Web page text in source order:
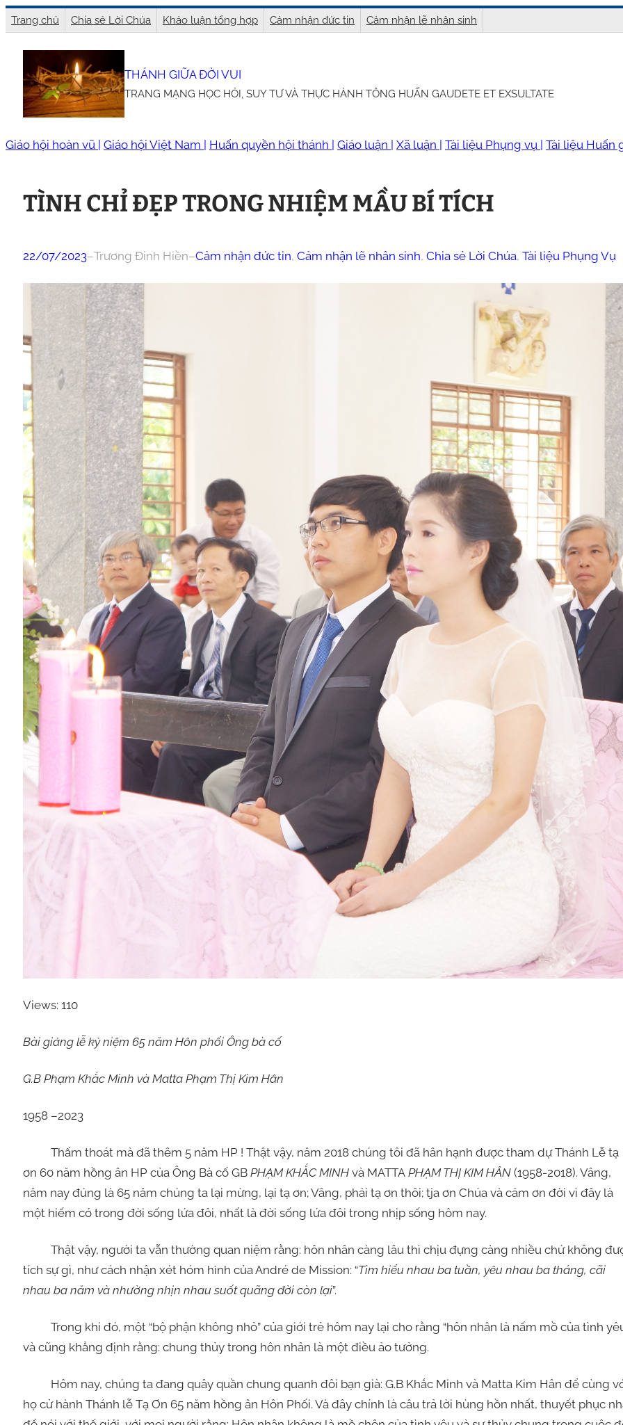
Chuyển
đến
dung
Trang chủ Chia sẻ Lời Chúa Khảo luận tổng hợp Cảm nhận đức tin Cảm nhận lẽ nhân sinh
THÁNH GIỮA ĐỜI VUI
TRANG MẠNG HỌC HỎI, SUY TƯ VÀ THỰC HÀNH TÔNG HUẤN GAUDETE ET EXSULTATE
Giáo hội hoàn vũ | Giáo hội Việt Nam | Huấn quyền hội thánh | Giáo luận | Xã luận | Tài liệu Phụng vụ | Tài liệu Huấn
TÌNH CHỈ ĐẸP TRONG NHIỆM MẦU BÍ TÍCH
22/07/2023–Trương Đình Hiền–Cảm nhận đức tin, Cảm nhận lẽ nhân sinh, Chia sẻ Lời Chúa, Tài liệu Phụng Vụ
Views: 110
Bài giảng lễ kỷ niệm 65 năm Hôn phối Ông bà cố
G.B Phạm Khắc Minh và Matta Phạm Thị Kim Hân
1958 –2023
Thấm thoát mà đã thêm 5 năm HP ! Thật vậy, năm 2018 chúng tôi đã hân hạnh được tham dự Thánh Lễ tạ
ơn 60 năm hồng ân HP của Ông Bà cố GB PHẠM KHẮC MINHvà MATTAPHẠM THỊ KIM HÂN(1958-2018). Vâng,
năm nay đúng là 65 năm chúng ta lại mừng, lại tạ ơn; Vâng, phải tạ ơn thôi; tja ơn Chúa và cảm ơn đời vì đây là
một hiếm có trong đời sống lứa đôi, nhất là đời sống lứa đôi trong nhịp sống hôm nay.
Thật vậy, người ta vẫn thường quan niệm rằng: hôn nhân càng lâu thì chịu đựng càng nhiều chứ không
tích sự gì, như cách nhận xét hóm hỉnh của André de Mission: “Tìm hiểu nhau ba tuần, yêu nhau ba tháng, cãi
nhau ba năm và nhường nhịn nhau suốt quãng đời còn lại”.
Trong khi đó, một “bộ phận không nhỏ” của giới trẻ hôm nay lại cho rằng “hôn nhân là nấm mồ của tình
và cũng khẳng định rằng: chung thủy trong hôn nhân là một điều ảo tưởng.
Hôm nay, chúng ta đang quây quần chung quanh đôi bạn già: G.B Khắc Minh và Matta Kim Hân để cùng
họ cử hành Thánh lễ Tạ Ơn 65 năm hồng ân Hôn Phối. Và đây chính là câu trả lời hùng hồn nhất, thuyết phục